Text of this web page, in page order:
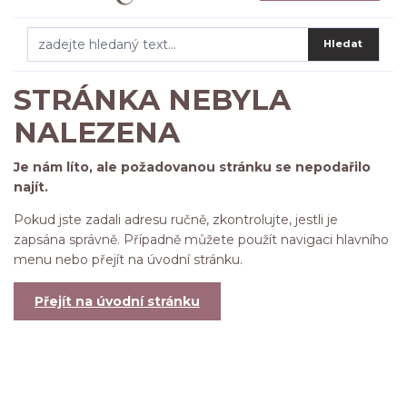
Hledat
STRÁNKA NEBYLA
NALEZENA
Je nám líto, ale požadovanou stránku se nepodařilo
najít.
Pokud jste zadali adresu ručně, zkontrolujte, jestli je
zapsána správně. Případně můžete použít navigaci hlavního
menu nebo přejít na úvodní stránku.
Přejít na úvodní stránku